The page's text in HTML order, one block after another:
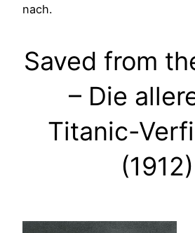
nach.
Saved from
– Die
Titanic-
(1912)